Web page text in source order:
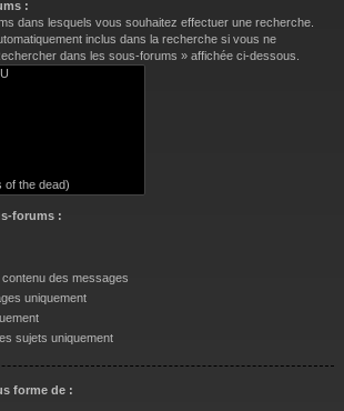
:
dans lesquels vous souhaitez effectuer une recherche.
inclus dans la recherche si vous ne
dans les sous-forums » affichée ci-dessous.
forums :
des messages
uniquement
sujets uniquement
forme de :